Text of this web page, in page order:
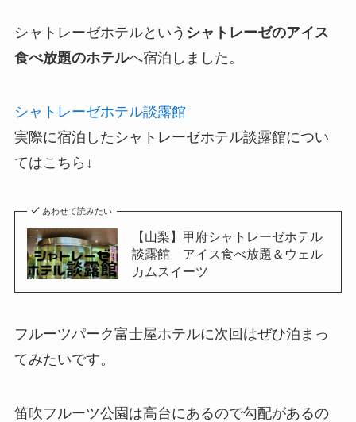
シャトレーゼホテルという シャトレーゼのアイス
食べ放題のホテルへ宿泊しました。
シャトレーゼホテル談露館
実際に宿泊したシャトレーゼホテル談露館につい
てはこちら↓
あわせて読みたい
【山梨】甲府シャトレーゼホテル
談露館 アイス食べ放題＆ウェル
カムスイーツ
フルーツパーク富士屋ホテルに次回はぜひ泊まっ
てみたいです。
笛吹フルーツ公園は高台にあるので勾配があるの